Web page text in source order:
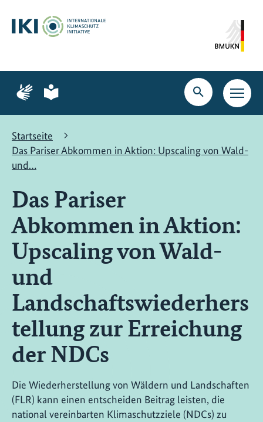
Hauptinhalt
springen
Suche
springen
Hauptnavigation
springen
Zur
Seite
Gebärdensprache
Zur
Seite
leichte
Suche
öffnen
Startseite
Das Pariser Abkommen in Aktion: Upscaling von Wald-
und…
Das Pariser
Abkommen in Aktion:
Upscaling von Wald-
und
Landschaftswiederhers
tellung zur Erreichung
der NDCs
Die Wiederherstellung von Wäldern und Landschaften
(FLR) kann einen entscheiden Beitrag leisten, die
national vereinbarten Klimaschutzziele (NDCs) zu